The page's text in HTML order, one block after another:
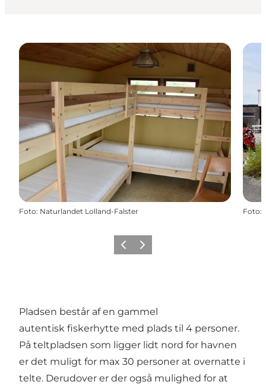
Foto: Naturlandet Lolland-Falster Foto:
ForrigeNæste
Pladsen består af en gammel
autentisk fiskerhytte med plads til 4 personer.
På teltpladsen som ligger lidt nord for havnen
er det muligt for max 30 personer at overnatte i
telte. Derudover er der også mulighed for at